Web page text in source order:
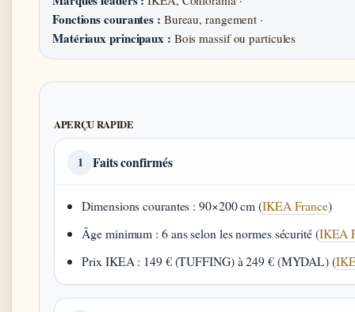
Fonctions courantes : Bureau, rangement ·
Matériaux principaux : Bois massif ou particules
APERÇU RAPIDE
1 Faits confirmés
Dimensions courantes : 90×200 cm (IKEA France)
Âge minimum : 6 ans selon les normes sécurité (IKEA
Prix IKEA : 149 € (TUFFING) à 249 € (MYDAL) (